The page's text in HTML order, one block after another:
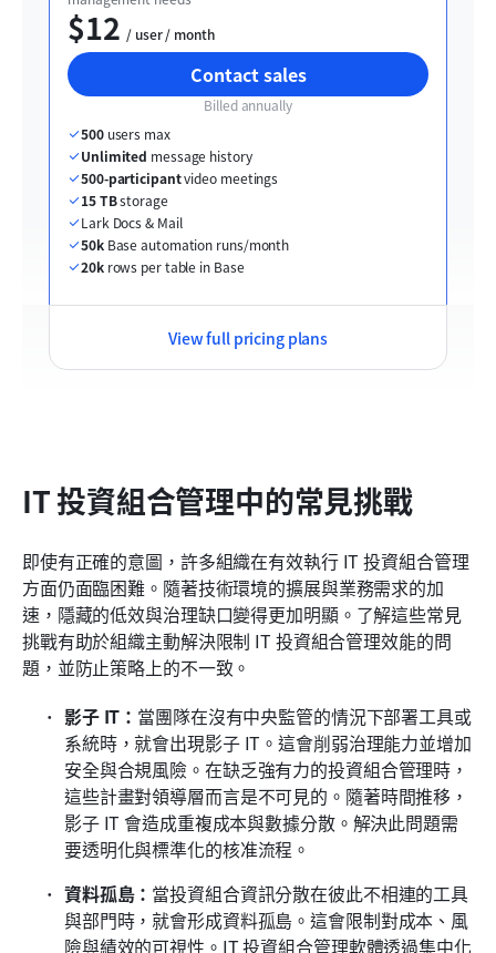
$12
  / user / month
Contact sales
Billed annually
500 users max
Unlimited message history
500-participant video meetings
15 TB storage
Lark Docs & Mail
50k Base automation runs/month
20k rows per table in Base
View full pricing plans
IT 投資組合管理中的常見挑戰
即使有正確的意圖，許多組織在有效執行 IT 投資組合管理
方面仍面臨困難。隨著技術環境的擴展與業務需求的加
速，隱藏的低效與治理缺口變得更加明顯。了解這些常見
挑戰有助於組織主動解決限制 IT 投資組合管理效能的問
題，並防止策略上的不一致。
影子 IT： 當團隊在沒有中央監管的情況下部署工具或
系統時，就會出現影子 IT。這會削弱治理能力並增加
安全與合規風險。在缺乏強有力的投資組合管理時，
這些計畫對領導層而言是不可見的。隨著時間推移，
影子 IT 會造成重複成本與數據分散。解決此問題需
要透明化與標準化的核准流程。
資料孤島： 當投資組合資訊分散在彼此不相連的工具
與部門時，就會形成資料孤島。這會限制對成本、風
險與績效的可視性。IT 投資組合管理軟體透過集中化